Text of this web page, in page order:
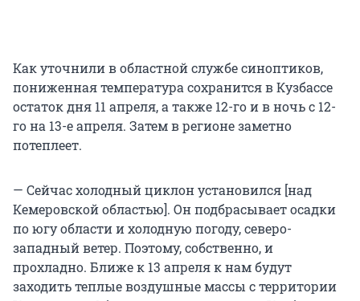
Как уточнили в областной службе синоптиков,
пониженная температура сохранится в Кузбассе
остаток дня 11 апреля, а также 12-го и в ночь с 12-
го на 13-е апреля. Затем в регионе заметно
потеплеет.
— Сейчас холодный циклон установился [над
Кемеровской областью]. Он подбрасывает осадки
по югу области и холодную погоду, северо-
западный ветер. Поэтому, собственно, и
прохладно. Ближе к 13 апреля к нам будут
заходить теплые воздушные массы с территории